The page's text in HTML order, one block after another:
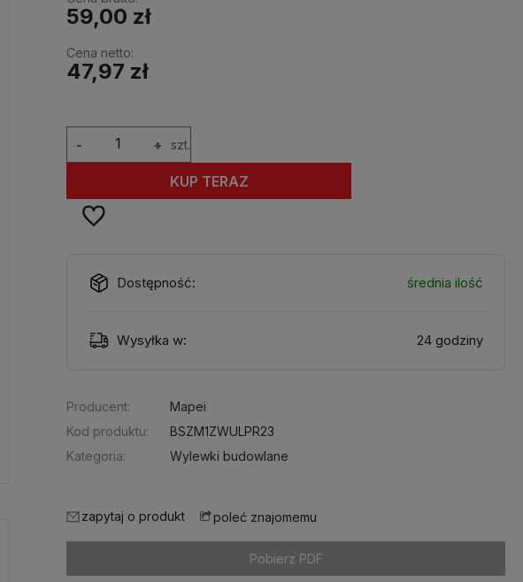
59,00 zł
Cena netto:
47,97 zł
+
- szt.
KUP TERAZ
Dostępność: średnia ilość
Wysyłka w: 24 godziny
Producent:
Mapei
Kod produktu:
BSZM1ZWULPR23
Kategoria:
Wylewki budowlane
zapytaj o produkt poleć znajomemu
Pobierz PDF